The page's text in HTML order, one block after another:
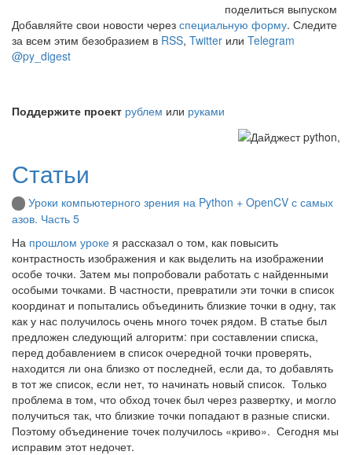
поделиться выпуском
Добавляйте свои новости через специальную форму. Следите
за всем этим безобразием в RSS, Twitter или Telegram
@py_digest
Поддержите проект рублем или руками
Статьи
Уроки компьютерного зрения на Python + OpenCV с самых
азов. Часть 5
На прошлом уроке я рассказал о том, как повысить
контрастность изображения и как выделить на изображении
особе точки. Затем мы попробовали работать с найденными
особыми точками. В частности, превратили эти точки в список
координат и попытались объединить близкие точки в одну, так
как у нас получилось очень много точек рядом. В статье был
предложен следующий алгоритм: при составлении списка,
перед добавлением в список очередной точки проверять,
находится ли она близко от последней, если да, то добавлять
в тот же список, если нет, то начинать новый список. Только
проблема в том, что обход точек был через развертку, и могло
получиться так, что близкие точки попадают в разные списки.
Поэтому объединение точек получилось «криво». Сегодня мы
исправим этот недочет.